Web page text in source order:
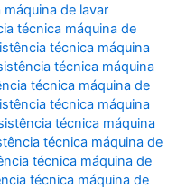
de lavar
técnica máquina de
técnica máquina
técnica máquina
técnica máquina de
técnica máquina
técnica máquina
técnica máquina de
técnica máquina de
técnica máquina de